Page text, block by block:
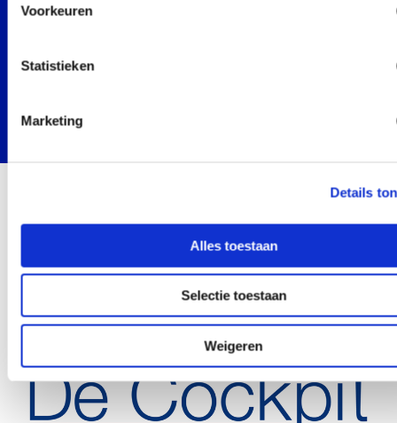
Voorkeuren
Statistieken
Marketing
Details
Alles toestaan
Selectie toestaan
Weigeren
gevraagd worden mee te werken aan uw